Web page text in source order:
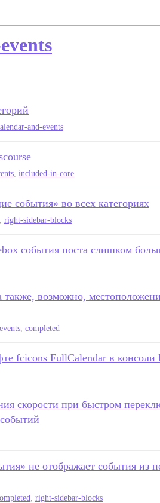
and-events
included-in-core
события» во всех категориях
right-sidebar-blocks
события поста слишком
также, возможно,
completed
fcicons FullCalendar в консоли
скорости при быстром
не отображает события из
right-sidebar-blocks